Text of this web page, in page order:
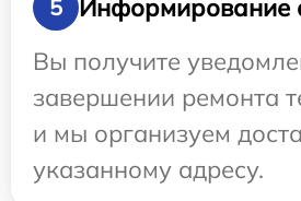
5
Информирование
Вы получите
завершении ремонта
и мы организуем
указанному адресу.